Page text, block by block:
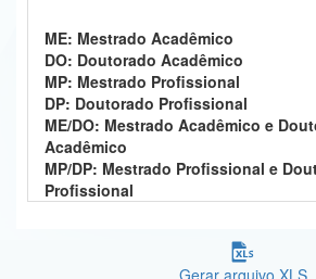
Ministério da Mulher, da Família e dos Direitos Humanos
Secretaria-Geral
Secretaria de Governo
Gabinete de Segurança Institucional
ME: Mestrado Acadêmico
DO: Doutorado Acadêmico
MP: Mestrado Profissional
DP: Doutorado Profissional
ME/DO: Mestrado Acadêmico e
Acadêmico
MP/DP: Mestrado Profissional e
Profissional
Gerar arquivo XLS